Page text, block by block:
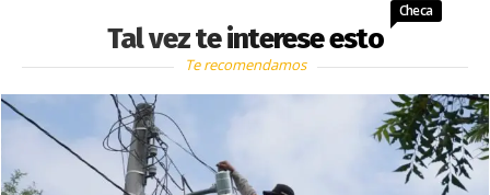
Tal vez te interese esto
Checa
Te recomendamos